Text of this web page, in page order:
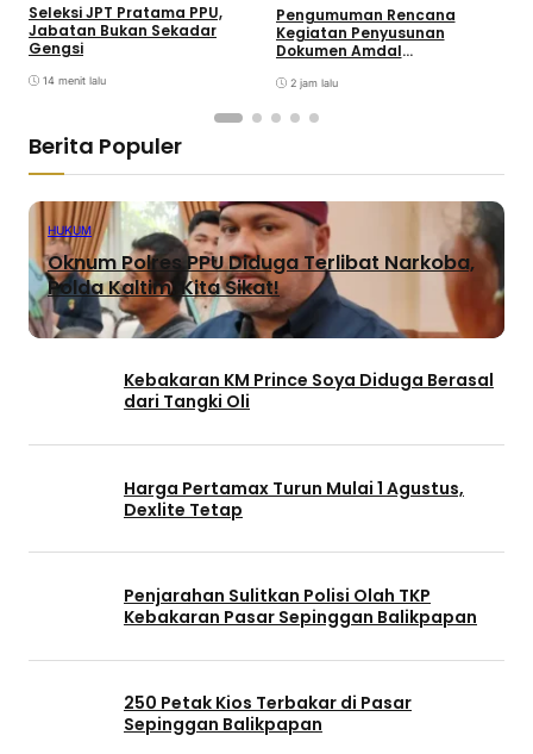
Seleksi JPT Pratama PPU,
Jabatan Bukan Sekadar
Gengsi
14 menit lalu
Pengumuman Rencana
Kegiatan Penyusunan
Dokumen Amdal
Xaverius Oleh Yayasan Budi
2 jam lalu
Berita Populer
HUKUM
Oknum Polres PPU Diduga Terlibat Narkoba,
Polda Kaltim: Kita Sikat!
Kebakaran KM Prince Soya Diduga Berasal
dari Tangki Oli
Harga Pertamax Turun Mulai 1 Agustus,
Dexlite Tetap
Penjarahan Sulitkan Polisi Olah TKP
Kebakaran Pasar Sepinggan Balikpapan
250 Petak Kios Terbakar di Pasar
Sepinggan Balikpapan